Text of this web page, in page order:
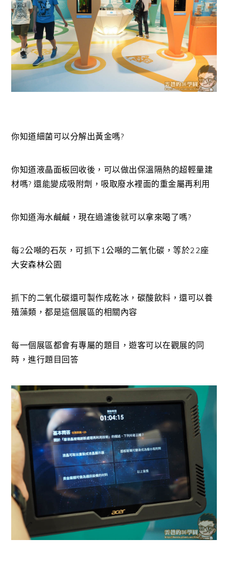
你知道細菌可以分解出黃金嗎?
你知道液晶面板回收後，可以做出保溫隔熱的超輕量建
材嗎? 還能變成吸附劑，吸取廢水裡面的重金屬再利用
你知道海水鹹鹹，現在過濾後就可以拿來喝了嗎?
每2公噸的石灰，可抓下1公噸的二氧化碳，等於22座
大安森林公園
抓下的二氧化碳還可製作成乾冰，碳酸飲料，還可以養
殖藻類，都是這個展區的相關內容
每一個展區都會有專屬的題目，遊客可以在觀展的同
時，進行題目回答